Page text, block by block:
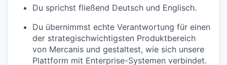
Du sprichst fließend Deutsch und Englisch.
Du übernimmst echte Verantwortung für einen
der strategischwichtigsten Produktbereich
von Mercanis und gestaltest, wie sich unsere
Plattform mit Enterprise-Systemen verbindet.